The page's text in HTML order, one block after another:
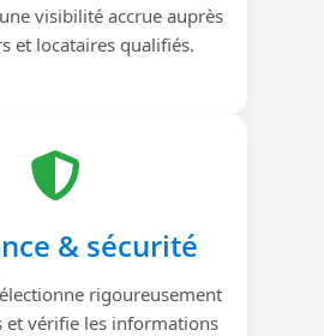
visibilité accrue auprès
et locataires qualifiés.
& sécurité
rigoureusement
et vérifie les informations